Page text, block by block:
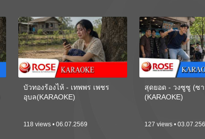
บัวทองร้องไห้ - เทพพร เพชร
อุบล(KARAOKE)
118 views • 06.07.2569
สุดยอด - วงซูซู (ซ
(KARAOKE)
127 views •